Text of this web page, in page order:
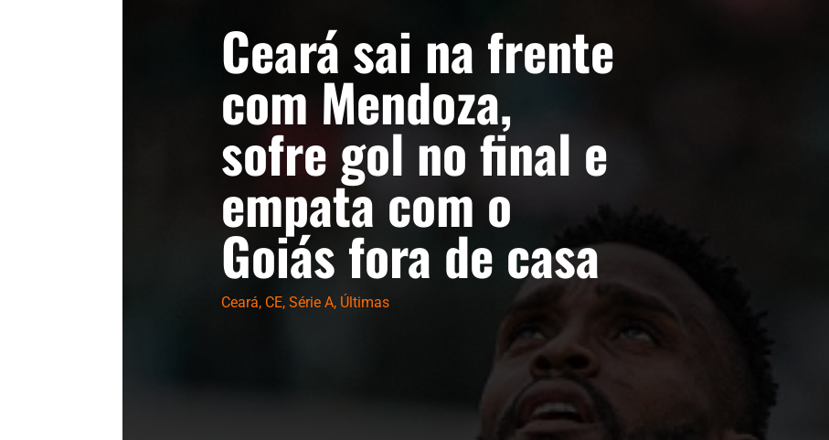
Ceará sai na frente
com Mendoza,
sofre gol no final e
empata com o
Goiás fora de casa
Ceará, CE, Série A, Últimas